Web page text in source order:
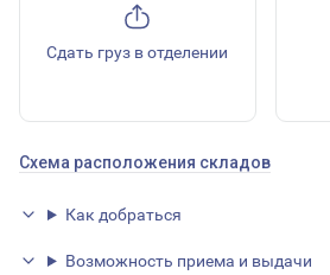
Сдать груз в отделении
Схема расположения складов
Как добраться
Возможность приема и выдачи